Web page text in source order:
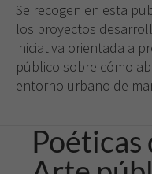
Se recogen en esta
los proyectos
iniciativa orientada a
público sobre cómo
entorno urbano de
Poéticas